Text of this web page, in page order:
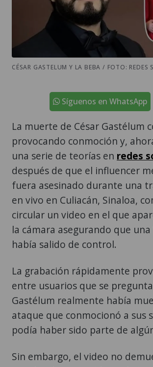
CÉSAR GASTELUM Y LA BEBA / FOTO: REDES
Síguenos en WhatsApp
La muerte de César Gastélum
provocando conmoción y,
una serie de teorías en redes
después de que el influencer
fuera asesinado durante una
en vivo en Culiacán, Sinaloa,
circular un video en el que
la cámara asegurando que
había salido de control.
La grabación rápidamente
entre usuarios que se
Gastélum realmente había
ataque que conmocionó a sus
podía haber sido parte de
Sin embargo, el video no